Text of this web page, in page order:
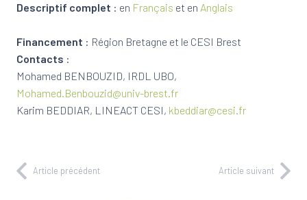
Descriptif complet : en Français et en Anglais
Financement : Région Bretagne et le CESI Brest
Contacts :
Mohamed BENBOUZID, IRDL UBO,
Mohamed.Benbouzid@univ-brest.fr
Karim BEDDIAR, LINEACT CESI, kbeddiar@cesi.fr
Article précédent Article suivant